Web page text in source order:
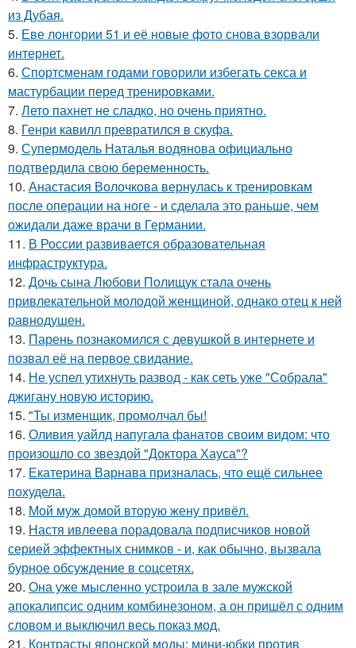
из Дубая.
5. Еве лонгории 51 и её новые фото снова взорвали
интернет.
6. Спортсменам годами говорили избегать секса и
мастурбации перед тренировками.
7. Лето пахнет не сладко, но очень приятно.
8. Генри кавилл превратился в скуфа.
9. Супермодель Наталья водянова официально
подтвердила свою беременность.
10. Анастасия Волочкова вернулась к тренировкам
после операции на ноге - и сделала это раньше, чем
ожидали даже врачи в Германии.
11. В России развивается образовательная
инфраструктура.
12. Дочь сына Любови Полищук стала очень
привлекательной молодой женщиной, однако отец к ней
равнодушен.
13. Парень познакомился с девушкой в интернете и
позвал её на первое свидание.
14. Не успел утихнуть развод - как сеть уже "Собрала"
джигану новую историю.
15. "Ты изменщик, промолчал бы!
16. Оливия уайлд напугала фанатов своим видом: что
произошло со звездой "Доктора Хауса"?
17. Екатерина Варнава призналась, что ещё сильнее
похудела.
18. Мой муж домой вторую жену привёл.
19. Настя ивлеева порадовала подписчиков новой
серией эффектных снимков - и, как обычно, вызвала
бурное обсуждение в соцсетях.
20. Она уже мысленно устроила в зале мужской
апокалипсис одним комбинезоном, а он пришёл с одним
словом и выключил весь показ мод.
21. Контрасты японской моды: мини-юбки против